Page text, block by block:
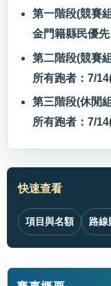
第一階段(競賽
金門籍縣民優
第二階段(競賽
所有跑者：7/
第三階段(休閒
所有跑者：7/
快速查看
項目與名額 路線